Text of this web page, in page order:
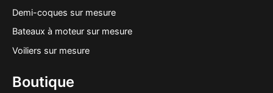
Demi-coques sur mesure
Bateaux à moteur sur mesure
Voiliers sur mesure
Boutique